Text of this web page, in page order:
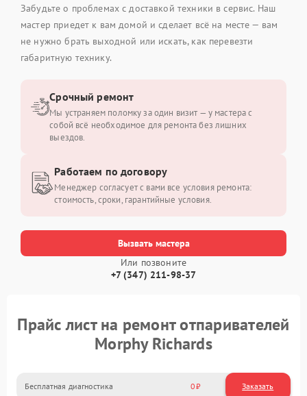
Забудьте о проблемах с доставкой техники в сервис. Наш
мастер приедет к вам домой и сделает всё на месте — вам
не нужно брать выходной или искать, как перевезти
габаритную технику.
Вызвать мастера
Или позвоните
+7 (347) 211-98-37
Срочный ремонт
Мы устраняем поломку за один визит — у мастера с
собой всё необходимое для ремонта без лишних
выездов.
Работаем по договору
Менеджер согласует с вами все условия ремонта:
стоимость, сроки, гарантийные условия.
Прайс лист на ремонт отпаривателей
Morphy Richards
Бесплатная диагностика 0 Заказать